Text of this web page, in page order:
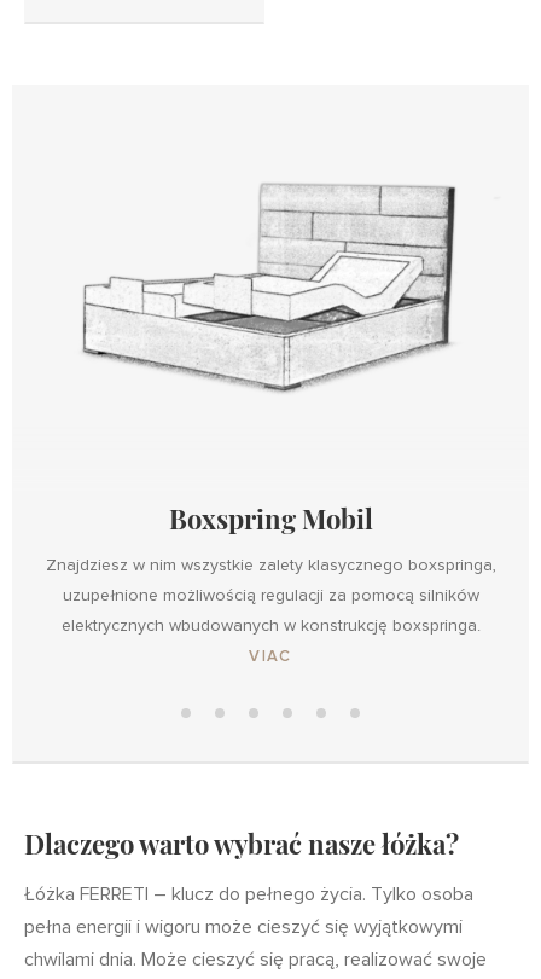
Design UP
2
Boxspring Mobil
Znajdziesz w nim wszystkie zalety klasycznego boxspringa,
uzupełnione możliwością regulacji za pomocą silników
elektrycznych wbudowanych w konstrukcję boxspringa.
VIAC
Dlaczego warto wybrać nasze łóżka?
Łóżka FERRETI – klucz do pełnego życia. Tylko osoba
pełna energii i wigoru może cieszyć się wyjątkowymi
chwilami dnia. Może cieszyć się pracą, realizować swoje